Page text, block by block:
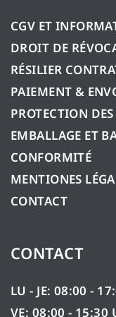
CGV ET
DROIT DE
RÉSILIER
PAIEMENT &
PROTECTION
EMBALLAGE ET
CONFORMITÉ
MENTIONES
CONTACT
CONTACT
LU - JE: 08:00 -
VE: 08:00 - 15:30